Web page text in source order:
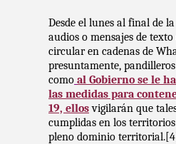
Desde el lunes al final de
audios o mensajes de
circular en cadenas de
presuntamente,
como al Gobierno se le
las medidas para
19, ellos vigilarán que
cumplidas en los
pleno dominio